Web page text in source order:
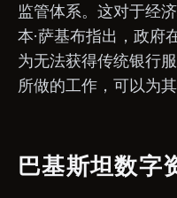
监管体系。这对于经
本·萨基布指出，政府
为无法获得传统银行
所做的工作，可以为
巴基斯坦数字